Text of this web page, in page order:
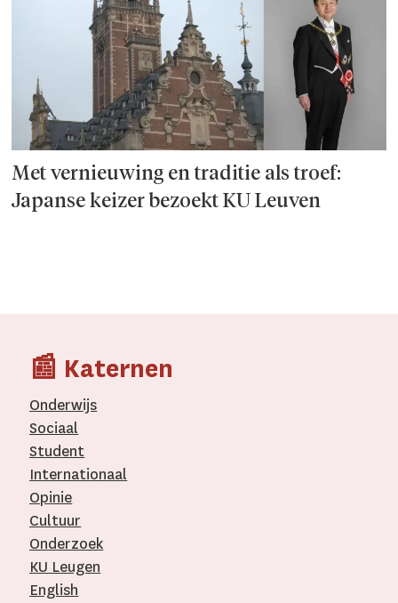
Met vernieuwing en traditie als troef:
Japanse keizer bezoekt KU Leuven
📰 Katernen
Onderwijs
Sociaal
Student
Internationaal­
Opinie
Cultuur
Onderzoek
KU Leugen
English